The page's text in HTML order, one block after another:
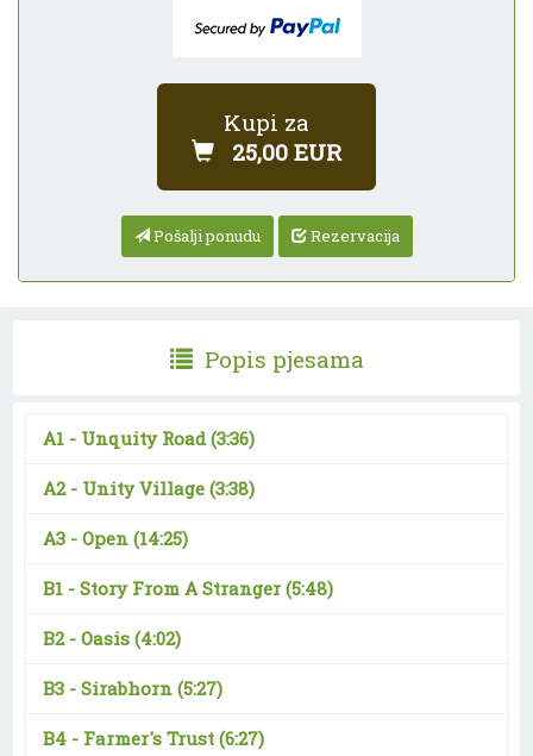
Kupi za
25,00 EUR
Pošalji ponudu Rezervacija
Popis pjesama
A1 - Unquity Road(3:36)
A2 - Unity Village (3:38)
A3 - Open (14:25)
B1 - Story From A Stranger (5:48)
B2 - Oasis (4:02)
B3 - Sirabhorn (5:27)
B4 - Farmer's Trust (6:27)